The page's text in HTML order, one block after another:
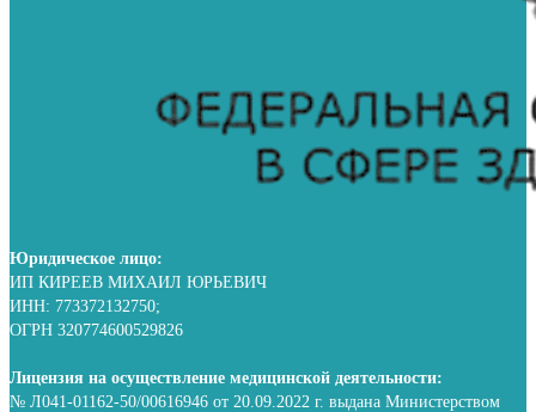
Юридическое лицо:
ИП КИРЕЕВ МИХАИЛ ЮРЬЕВИЧ
ИНН: 773372132750;
ОГРН 320774600529826
Лицензия на осуществление медицинской деятельности:
№ Л041-01162-50/00616946 от 20.09.2022 г. выдана Министерством